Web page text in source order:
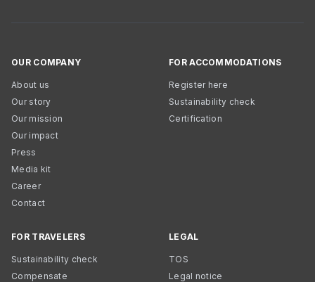
OUR COMPANY
About us
Our story
Our mission
Our impact
Press
Media kit
Career
Contact
FOR ACCOMMODATIONS
Register here
Sustainability check
Certification
FOR TRAVELERS
Sustainability check
Compensate
LEGAL
TOS
Legal notice